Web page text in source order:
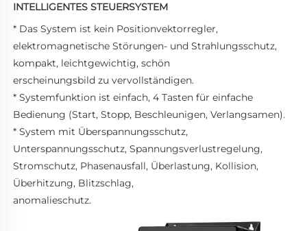
INTELLIGENTES STEUERSYSTEM
* Das System ist kein Positionvektorregler,
elektromagnetische Störungen- und Strahlungsschutz,
kompakt, leichtgewichtig, schön
erscheinungsbild zu vervollständigen.
* Systemfunktion ist einfach, 4 Tasten für einfache
* System mit Überspannungsschutz,
Unterspannungsschutz, Spannungsverlustregelung,
Stromschutz, Phasenausfall, Überlastung, Kollision,
Überhitzung, Blitzschlag,
anomalieschutz.